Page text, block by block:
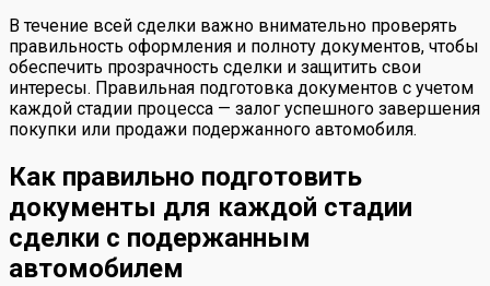
В течение всей сделки важно внимательно проверять
правильность оформления и полноту документов, чтобы
обеспечить прозрачность сделки и защитить свои
интересы. Правильная подготовка документов с учетом
каждой стадии процесса — залог успешного завершения
покупки или продажи подержанного автомобиля.
Как правильно подготовить
документы для каждой стадии
сделки с подержанным
автомобилем